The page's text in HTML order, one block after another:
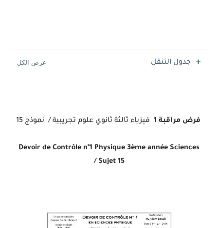
جدول التنقل
فرض مراقبة 1 فيزياء ثالثة ثانوي علوم تجريبية / نموذج 15
Devoir de Contrôle n°1 Physique 3ème année Sciences
/ Sujet 15